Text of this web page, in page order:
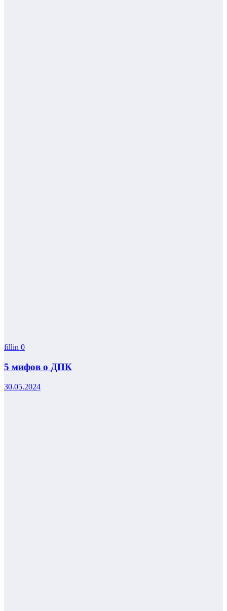
fillin 0
5 мифов о ДПК
30.05.2024